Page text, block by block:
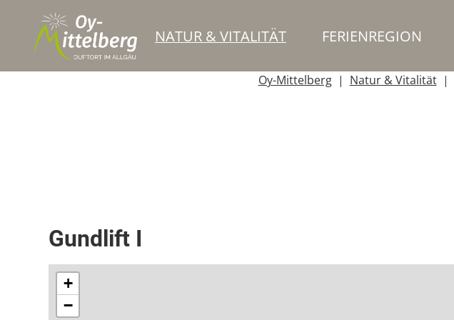
NATUR & VITALITÄT FERIENREGION
Oy-Mittelberg
Natur & Vitalität
Gundlift I